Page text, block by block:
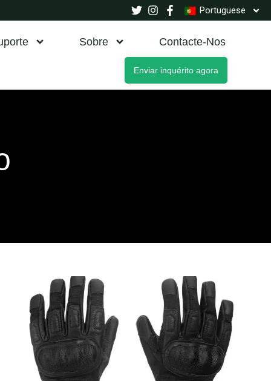
Portuguese
Sobre Contacte-Nos
Enviar inquérito agora